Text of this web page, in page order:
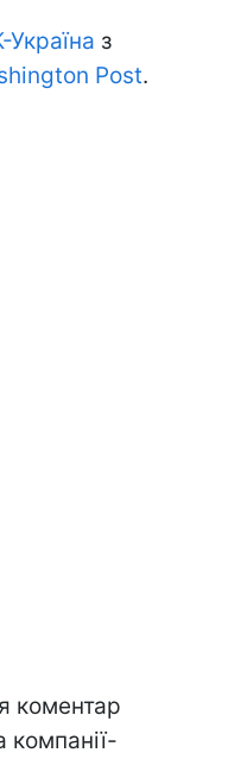
Україна з
Post.
коментар
компанії-